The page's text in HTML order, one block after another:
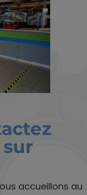
accueillons au